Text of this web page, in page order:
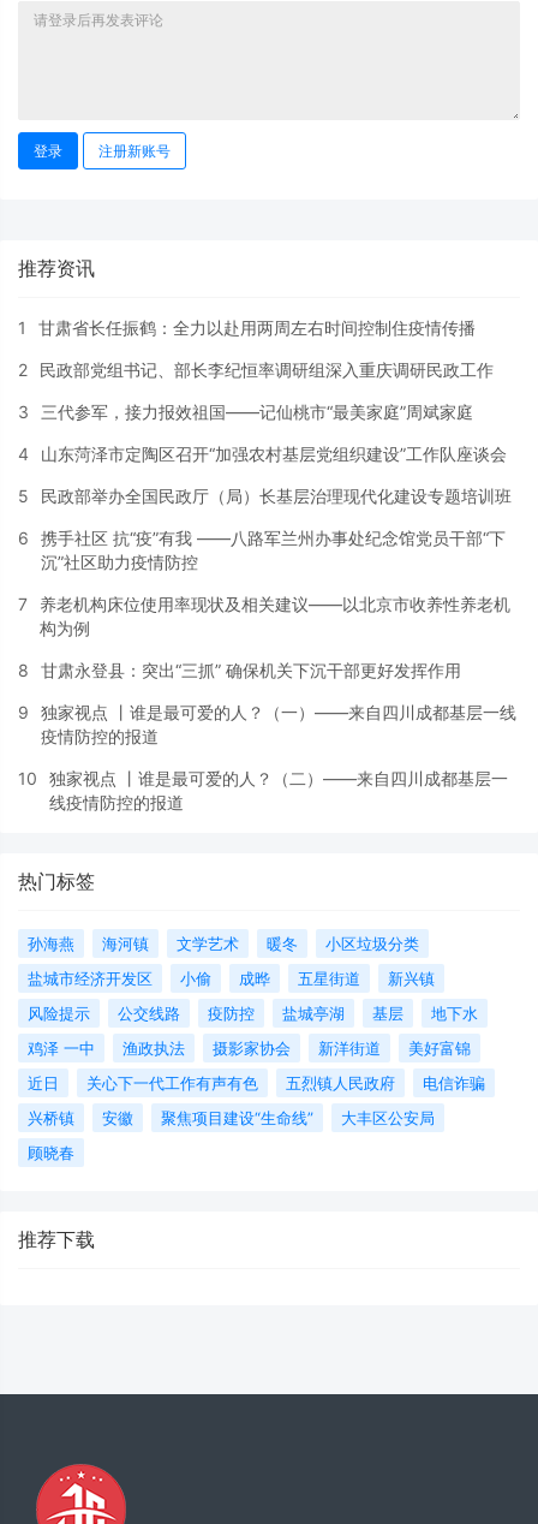
登录 注册新账号
推荐资讯
1 甘肃省长任振鹤：全力以赴用两周左右时间控制住疫情传播
2 民政部党组书记、部长李纪恒率调研组深入重庆调研民政工作
3 三代参军，接力报效祖国——记仙桃市“最美家庭”周斌家庭
4 山东菏泽市定陶区召开“加强农村基层党组织建设”工作队座谈会
5 民政部举办全国民政厅（局）长基层治理现代化建设专题培训班
6
携手社区 抗“疫”有我 ——八路军兰州办事处纪念馆党员干部“下
沉”社区助力疫情防控
7
养老机构床位使用率现状及相关建议——以北京市收养性养老机
构为例
8 甘肃永登县：突出“三抓” 确保机关下沉干部更好发挥作用
9
独家视点 丨谁是最可爱的人？（一）——来自四川成都基层一线
疫情防控的报道
10
独家视点 丨谁是最可爱的人？（二）——来自四川成都基层一
线疫情防控的报道
热门标签
孙海燕 海河镇 文学艺术 暖冬
小区垃圾分类
盐城市经济开发区
小偷 成晔 五星街道
新兴镇
风险提示
公交线路 疫防控 盐城亭湖 基层
地下水
鸡泽 一中
渔政执法 摄影家协会 新洋街道
美好富锦
近日
关心下一代工作有声有色 五烈镇人民政府
电信诈骗
兴桥镇
安徽 聚焦项目建设“生命线”
大丰区公安局
顾晓春
推荐下载